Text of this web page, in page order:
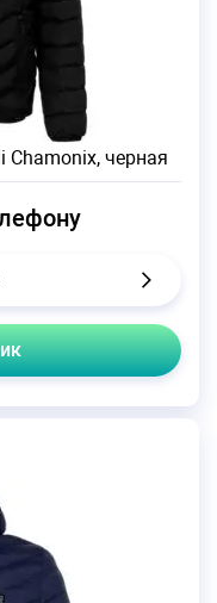
Chamonix, черная